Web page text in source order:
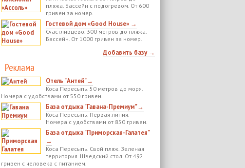
пляжа. Бассейн с подогревом. От 600
гривен за номер.
Гостевой дом «Good House» →
Счастливцево. 300 метров до пляжа.
Бассейн. От 1000 гривен за номер.
Добавить базу →
Реклама
Отель "Антей"→
Коса Пересыпь. 50 метров до моря.
Номера с удобствами от 550 гривен.
База отдыха "Гавана-Премиум"→
Коса Пересыпь. Первая линия.
Номера с удобствами от 850 гривен.
База отдыха "Приморская-Галатея"
→
Коса Пересыпь. Свой пляж. Зеленая
территория. Шведский стол. От 492
гривен с человека с питанием.